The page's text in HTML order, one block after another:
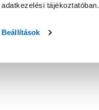
adatkezelési tájékoztatóban.
Beállítások